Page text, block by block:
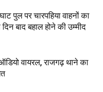
पुल पर चारपहिया वाहनों का
बाद बहाल होने की उम्मीद
वायरल, राजगढ़ थाने का